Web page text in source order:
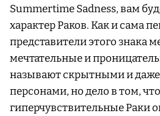
Summertime Sadness, вам
характер Раков. Как и сама
представители этого знака
мечтательные и
называют скрытными и
персонами, но дело в том, что
гиперчувствительные Раки